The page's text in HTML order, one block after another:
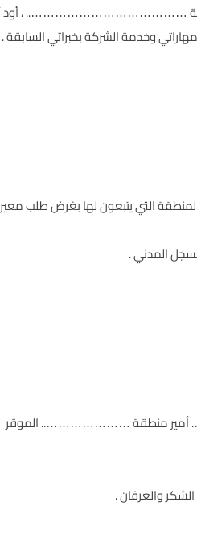
………………………………….. ، أود أن
وخدمة الشركة بخبراتي السابقة .
المنطقة التي يتبعون لها بغرض طلب
المدني .
منطقة ………………….. الموقر
والعرفان .